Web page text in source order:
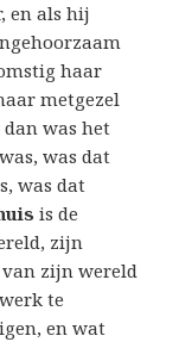
en als hij
haar
metgezel
was het
was dat
was dat
is de
zijn
zijn wereld
te
en wat